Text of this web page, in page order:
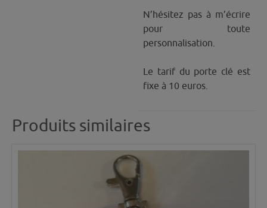
N’hésitez pas à m’écrire
pour toute
personnalisation.
Le tarif du porte clé est
fixe à 10 euros.
Produits similaires